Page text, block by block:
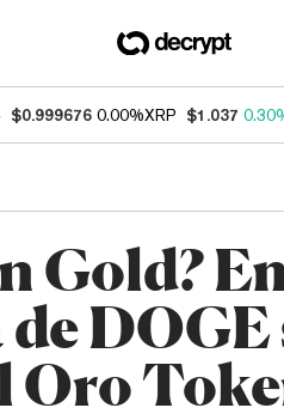
$0.999676 0.00%XRP $1.037
Gold?
DOGE
Oro